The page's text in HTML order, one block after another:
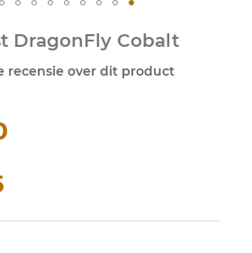
DragonFly Cobalt
recensie over dit product